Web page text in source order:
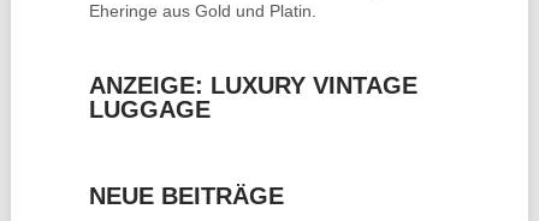
Eheringe aus Gold und Platin.
ANZEIGE: LUXURY VINTAGE
LUGGAGE
NEUE BEITRÄGE